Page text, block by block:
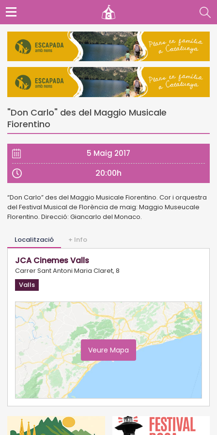
"Don Carlo" des del Maggio Musicale
Fiorentino
5 Maig 2017
20:00h
“Don Carlo” des del Maggio Musicale Fiorentino. Cor i orquestra
del Festival Musical de Florència de maig: Maggio Museucale
Florentino. Direcció: Giancarlo del Monaco.
Localització + Info
JCA Cinemes Valls
Carrer Sant Antoni Maria Claret, 8
Valls
Veure Mapa